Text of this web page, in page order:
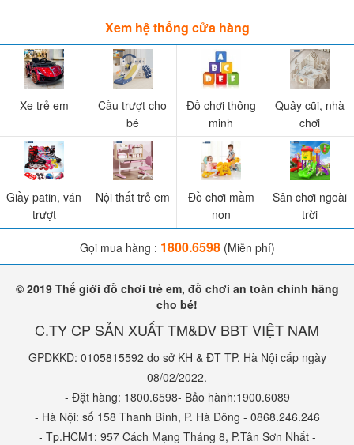
Xem hệ thống cửa hàng
Xe trẻ em
Cầu trượt cho
bé
Đồ chơi thông
minh
Quây cũi, nhà
chơi
Giầy patin, ván
trượt
Nội thất trẻ em
Đồ chơi mầm
non
Sân chơi ngoài
trời
Gọi mua hàng : 1800.6598(Miễn phí)
© 2019 Thế giới đồ chơi trẻ em, đồ chơi an toàn chính hãng
cho bé!
C.TY CP SẢN XUẤT TM&DV BBT VIỆT NAM
GPDKKD: 0105815592 do sở KH & ĐT TP. Hà Nội cấp ngày
08/02/2022.
- Đặt hàng: 1800.6598- Bảo hành:1900.6089
- Hà Nội: số 158 Thanh Bình, P. Hà Đông - 0868.246.246
- Tp.HCM1: 957 Cách Mạng Tháng 8, P.Tân Sơn Nhất -